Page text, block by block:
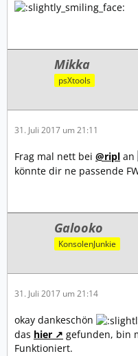
Mikka
psXtools
31. Juli 2017 um 21:11
Frag mal nett bei @ripl an
könnte dir ne passende
Galooko
KonsolenJunkie
31. Juli 2017 um 21:14
okay dankeschön
das hier
gefunden, bin
Funktioniert.